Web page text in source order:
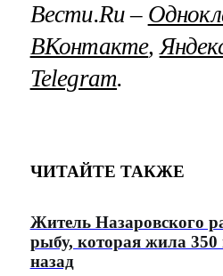
Вести.Ru –
ВКонтакте,
Telegram.
ЧИТАЙТЕ ТАКЖЕ
Житель Назаровского
рыбу, которая жила
назад